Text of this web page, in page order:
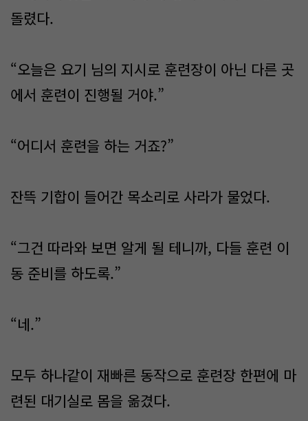
돌렸다.
“오늘은 요기 님의 지시로 훈련장이 아닌 다른 곳
에서 훈련이 진행될 거야.”
“어디서 훈련을 하는 거죠?”
잔뜩 기합이 들어간 목소리로 사라가 물었다.
“그건 따라와 보면 알게 될 테니까, 다들 훈련 이
동 준비를 하도록.”
“네.”
모두 하나같이 재빠른 동작으로 훈련장 한편에 마
련된 대기실로 몸을 옮겼다.